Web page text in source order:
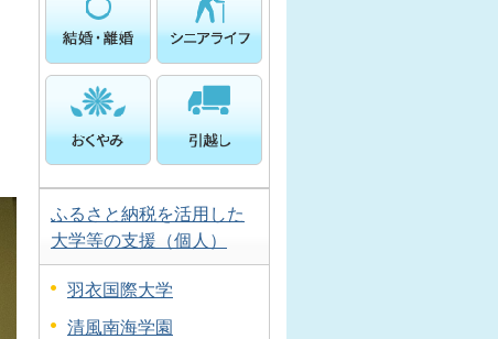
ふるさと納税を活用した
大学等の支援（個人）
羽衣国際大学
清風南海学園